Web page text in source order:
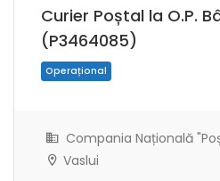
Curier Poștal la O.P.
(P3464085)
Compania Națională
Vaslui